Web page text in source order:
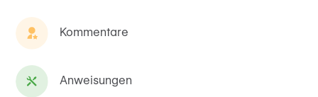
Kommentare
Anweisungen